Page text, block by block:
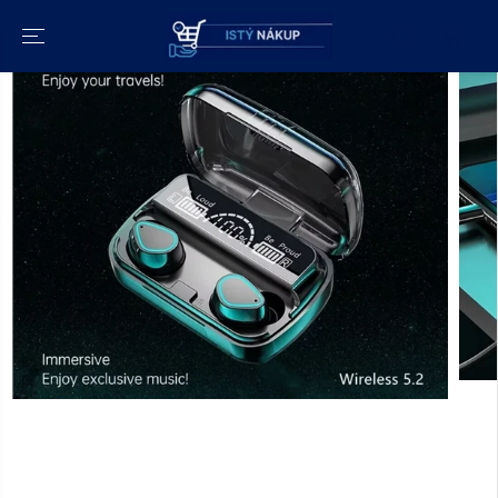
PREJDITE NA
INFORMÁCIE O
PRODUKTE